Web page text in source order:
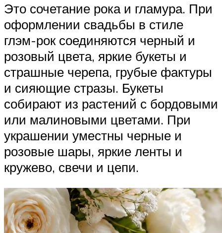
Это сочетание рока и гламура. При
оформлении свадьбы в стиле
глэм-рок соединяются черный и
розовый цвета, яркие букеты и
страшные черепа, грубые фактуры
и сияющие стразы. Букеты
собирают из растений с бордовыми
или малиновыми цветами. При
украшении уместны черные и
розовые шары, яркие ленты и
кружево, свечи и цепи.